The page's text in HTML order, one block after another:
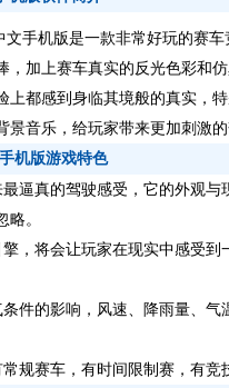
机版是一款非常好玩的赛车
，加上赛车真实的反光色彩和
上都感到身临其境般的真实，
音乐，给玩家带来更加刺激的
机版游戏特色
真的驾驶感受，它的外观与
。
，将会让玩家在现实中感受
件的影响，风速、降雨量、
规赛车，有时间限制赛，有竞